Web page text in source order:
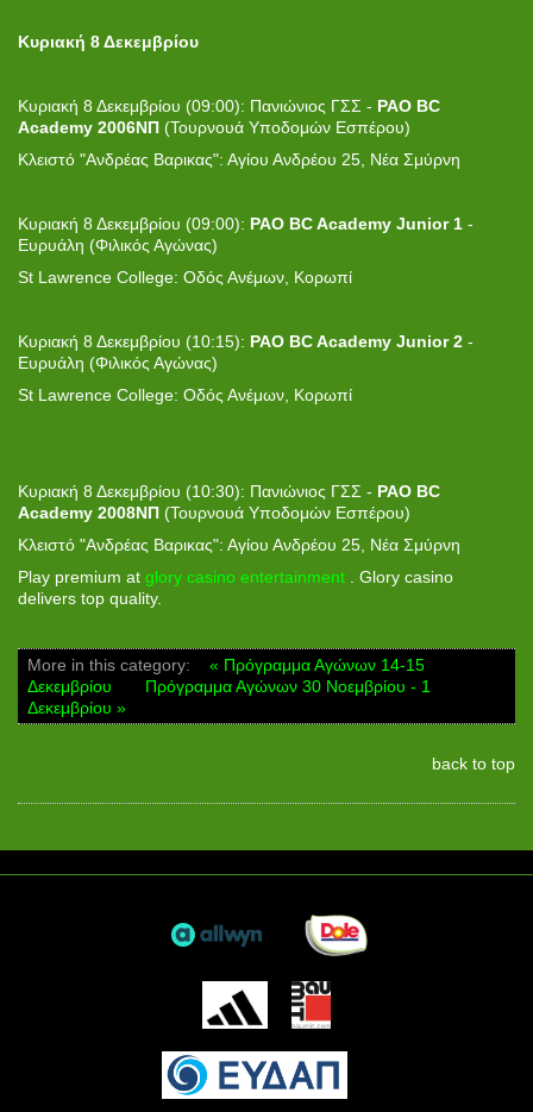
Κυριακή 8 Δεκεμβρίου
Κυριακή 8 Δεκεμβρίου (09:00): Πανιώνιος ΓΣΣ - PAO BC
Academy 2006ΝΠ (Τουρνουά Υποδομών Εσπέρου)
Κλειστό "Ανδρέας Βαρικας": Αγίου Ανδρέου 25, Νέα Σμύρνη
Κυριακή 8 Δεκεμβρίου (09:00): PAO BC Academy Junior 1 -
Ευρυάλη (Φιλικός Αγώνας)
St Lawrence College: Οδός Ανέμων, Κορωπί
Κυριακή 8 Δεκεμβρίου (10:15): PAO BC Academy Junior 2 -
Ευρυάλη (Φιλικός Αγώνας)
St Lawrence College: Οδός Ανέμων, Κορωπί
Κυριακή 8 Δεκεμβρίου (10:30): Πανιώνιος ΓΣΣ - PAO BC
Academy 2008ΝΠ (Τουρνουά Υποδομών Εσπέρου)
Κλειστό "Ανδρέας Βαρικας": Αγίου Ανδρέου 25, Νέα Σμύρνη
Play premium at glory casino entertainment . Glory casino
delivers top quality.
More in this category:
« Πρόγραμμα Αγώνων 14-15
Δεκεμβρίου
Πρόγραμμα Αγώνων 30 Νοεμβρίου - 1
Δεκεμβρίου »
back to top